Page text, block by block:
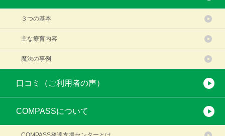
３つの基本
主な療育内容
魔法の事例
口コミ（ご利用者の声）
COMPASSについて